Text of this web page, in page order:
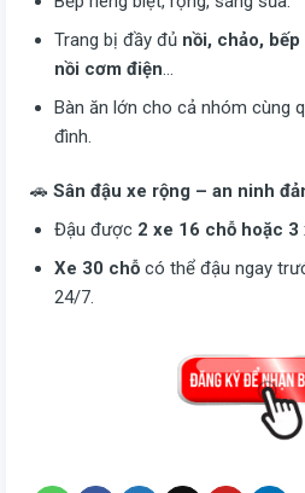
Trang bị đầy đủ nồi, chảo,
nồi cơm điện…
Bàn ăn lớn cho cả nhóm cùng
đình.
🚗 Sân đậu xe rộng – an ninh
Đậu được 2 xe 16 chỗ hoặc 3
Xe 30 chỗcó thể đậu ngay
24/7.